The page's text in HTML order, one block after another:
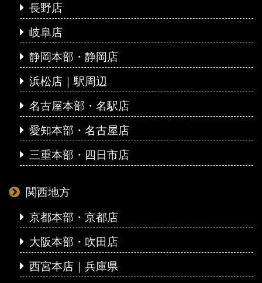
長野店
岐阜店
静岡本部・静岡店
浜松店｜駅周辺
名古屋本部・名駅店
愛知本部・名古屋店
三重本部・四日市店
関西地方
京都本部・京都店
大阪本部・吹田店
西宮本店｜兵庫県